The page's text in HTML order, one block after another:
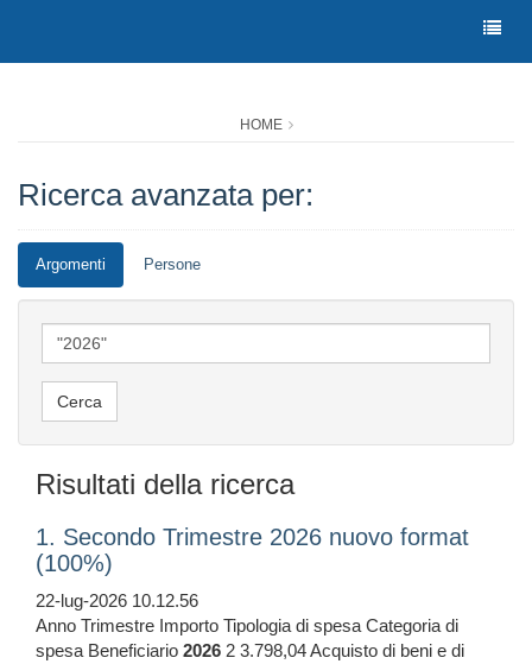
HOME
Ricerca avanzata per:
Argomenti Persone
Risultati della ricerca
1. Secondo Trimestre 2026 nuovo format
(100%)
22-lug-2026 10.12.56
Anno Trimestre Importo Tipologia di spesa Categoria di
spesa Beneficiario 2026 2 3.798,04 Acquisto di beni e di